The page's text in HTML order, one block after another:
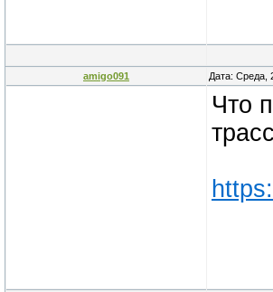
amigo091 Дата: Среда,
Что